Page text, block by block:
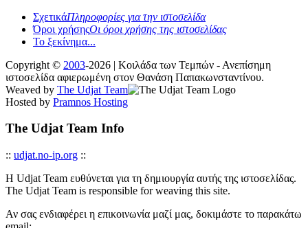
ΣχετικάΠληροφορίες για την ιστοσελίδα
Όροι χρήσηςΟι όροι χρήσης της ιστοσελίδας
Το ξεκίνημα...
Copyright © 2003-2026 | Κοιλάδα των Τεμπών - Ανεπίσημη
ιστοσελίδα αφιερωμένη στον Θανάση Παπακωνσταντίνου.
Weaved by The Udjat Team
Hosted by Pramnos Hosting
The Udjat Team Info
:: udjat.no-ip.org ::
Η Udjat Team ευθύνεται για τη δημιουργία αυτής της ιστοσελίδας.
The Udjat Team is responsible for weaving this site.
Αν σας ενδιαφέρει η επικοινωνία μαζί μας, δοκιμάστε το παρακάτω